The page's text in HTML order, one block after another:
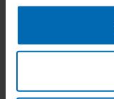
gesammelt haben.